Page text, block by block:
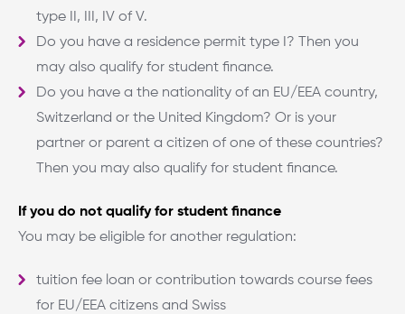
type II, III, IV of V.
Do you have a residence permit type I? Then you
may also qualify for student finance.
Do you have a the nationality of an EU/EEA country,
Switzerland or the United Kingdom? Or is your
partner or parent a citizen of one of these countries?
Then you may also qualify for student finance.
If you do not qualify for student finance
You may be eligible for another regulation:
tuition fee loan or contribution towards course fees
for EU/EEA citizens and Swiss